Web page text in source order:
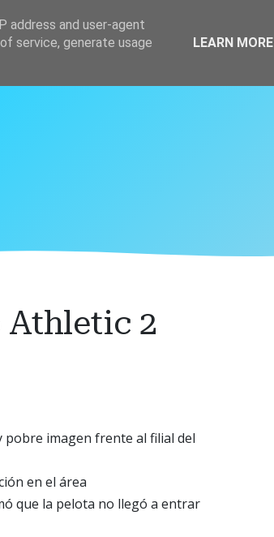
Athletic 2
imagen frente al filial del
en el área
que la pelota no llegó a entrar
address and user-agent
service, generate usage
LEARN MORE